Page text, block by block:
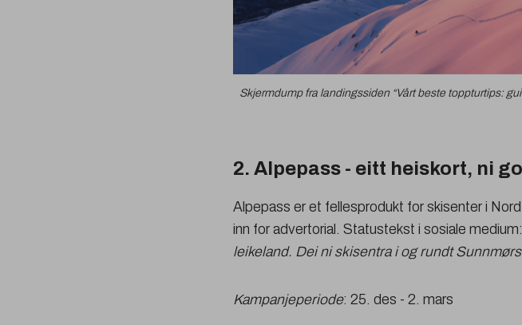
Skjermdump fra landingssiden “Vårt beste toppturtips:
2. Alpepass - eitt heiskort, ni
Alpepass er et fellesprodukt for skisenter i
inn for advertorial. Statustekst i sosiale medium:
leikeland. Dei ni skisentra i og rundt
Kampanjeperiode: 25. des - 2. mars